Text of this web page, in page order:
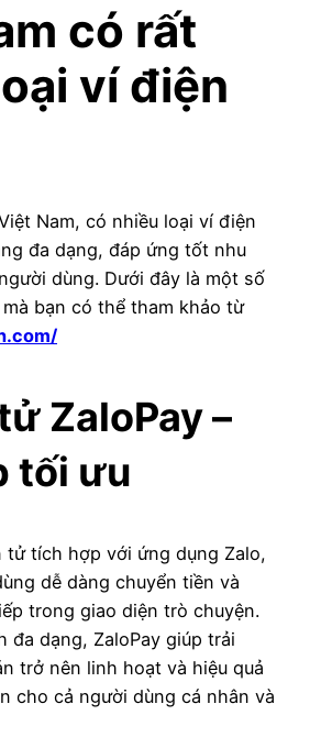
có rất
ví điện
Nam, có nhiều loại ví điện
đa dạng, đáp ứng tốt nhu
dùng. Dưới đây là một số
bạn có thể tham khảo từ
ZaloPay –
tối ưu
tử tích hợp với ứng dụng Zalo,
dễ dàng chuyển tiền và
trong giao diện trò chuyện.
đa dạng, ZaloPay giúp trải
trở nên linh hoạt và hiệu quả
cho cả người dùng cá nhân và